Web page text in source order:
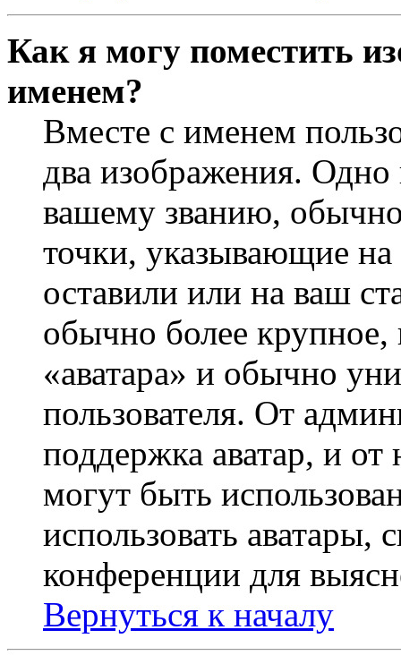
Как я могу поместить
именем?
Вместе с именем
два изображения.
вашему званию, обычно
точки, указывающие
оставили или на ваш
обычно более крупное,
«аватара» и обычно
пользователя. От
поддержка аватар, и от
могут быть
использовать аватары,
конференции для
Вернуться к началу